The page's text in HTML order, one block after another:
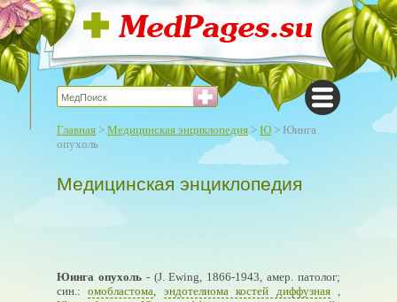
Главная > Медицинская энциклопедия > Ю > Юинга
опухоль
Медицинская энциклопедия
Юинга опухоль- (J. Ewing, 1866-1943, амер. патолог;
син.:омобластома, эндотелиома костей диффузная,